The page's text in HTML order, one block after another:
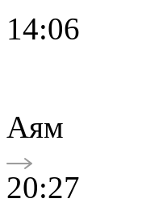
14:06
Аям
20:27